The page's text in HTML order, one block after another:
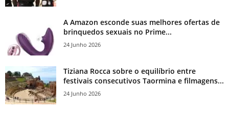
A Amazon esconde suas melhores ofertas de
brinquedos sexuais no Prime...
24 Junho 2026
Tiziana Rocca sobre o equilíbrio entre
festivais consecutivos Taormina e filmagens...
24 Junho 2026